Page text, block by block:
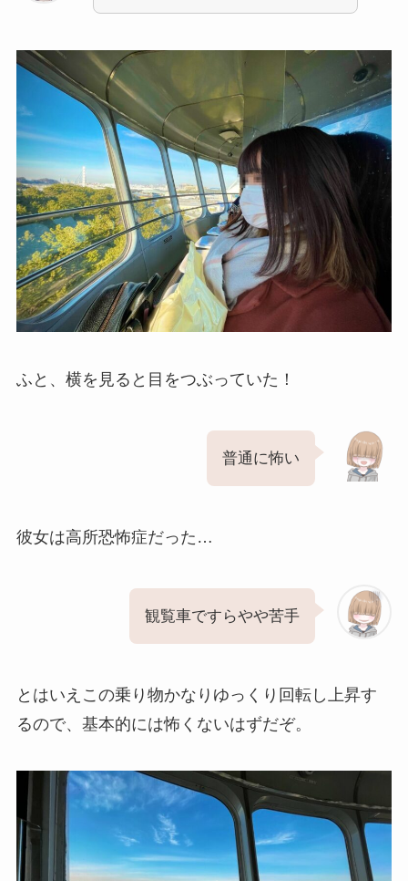
ふと、横を見ると目をつぶっていた！
普通に怖い
彼女は高所恐怖症だった…
観覧車ですらやや苦手
とはいえこの乗り物かなりゆっくり回転し上昇す
るので、基本的には怖くないはずだぞ。